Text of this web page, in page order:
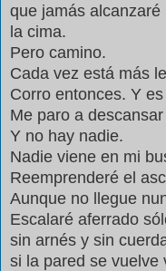
que jamás alcanzaré
la cima.
Pero camino.
Cada vez está más
Corro entonces. Y es
Me paro a
Y no hay nadie.
Nadie viene en mi
Reemprenderé el
Aunque no llegue
Escalaré aferrado
sin arnés y sin
si la pared se vuelve